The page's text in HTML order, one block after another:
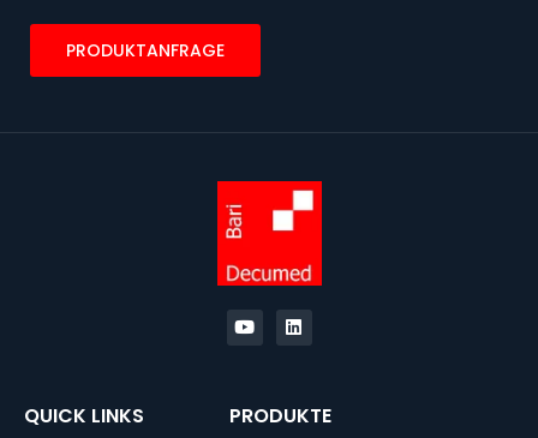
PRODUKTANFRAGE
QUICK LINKS PRODUKTE